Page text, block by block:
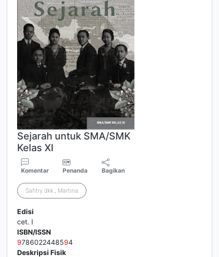
Sejarah untuk SMA/SMK
Kelas XI
Komentar Penanda Bagikan
Safitry dkk., Martina
Edisi
cet. I
ISBN/ISSN
9786022448594
Deskripsi Fisik